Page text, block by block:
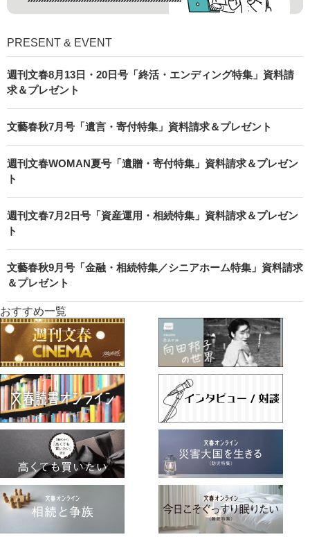
PRESENT & EVENT
週刊文春8月13日・20日号「終活・エンディング特集」資料請
求＆プレゼント
文藝春秋7月号「遺言・寄付特集」資料請求＆プレゼント
週刊文春WOMAN夏号「遺贈・寄付特集」資料請求＆プレゼン
ト
週刊文春7月2日号「資産運用・相続特集」資料請求＆プレゼン
ト
文藝春秋9月号「金融・相続特集／シニアホーム特集」資料請求
＆プレゼント
おすすめ一覧